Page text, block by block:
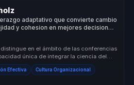
adaptativo que convierte cambio
y cohesion en mejores decisiones
en el ámbito de las conferencias
única de integrar la ciencia del
Efectiva Cultura Organizacional